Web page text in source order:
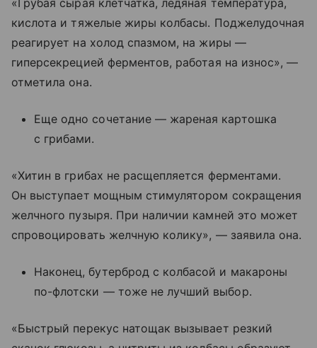
кислота и тяжелые жиры колбасы. Поджелудочная
реагирует на холод спазмом, на жиры —
гиперсекрецией ферментов, работая на износ», —
отметила она.
Еще одно сочетание — жареная картошка
с грибами.
«Хитин в грибах не расщепляется ферментами.
Он выступает мощным стимулятором сокращения
желчного пузыря. При наличии камней это может
спровоцировать желчную колику», — заявила она.
Наконец, бутерброд с колбасой и макароны
по-флотски — тоже не лучший выбор.
«Быстрый перекус натощак вызывает резкий